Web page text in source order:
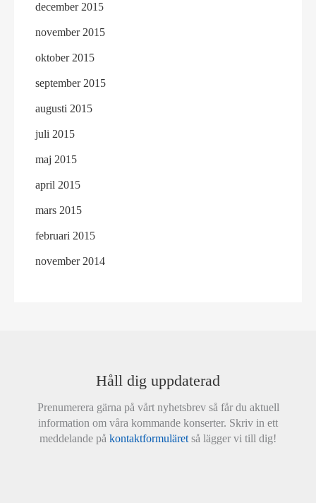
december 2015
november 2015
oktober 2015
september 2015
augusti 2015
juli 2015
maj 2015
april 2015
mars 2015
februari 2015
november 2014
Håll dig uppdaterad
Prenumerera gärna på vårt nyhetsbrev så får du aktuell
information om våra kommande konserter. Skriv in ett
meddelande på kontaktformuläret så lägger vi till dig!